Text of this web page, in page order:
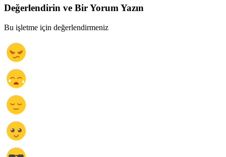
Değerlendirin ve Bir Yorum Yazın
Bu işletme için değerlendirmeniz